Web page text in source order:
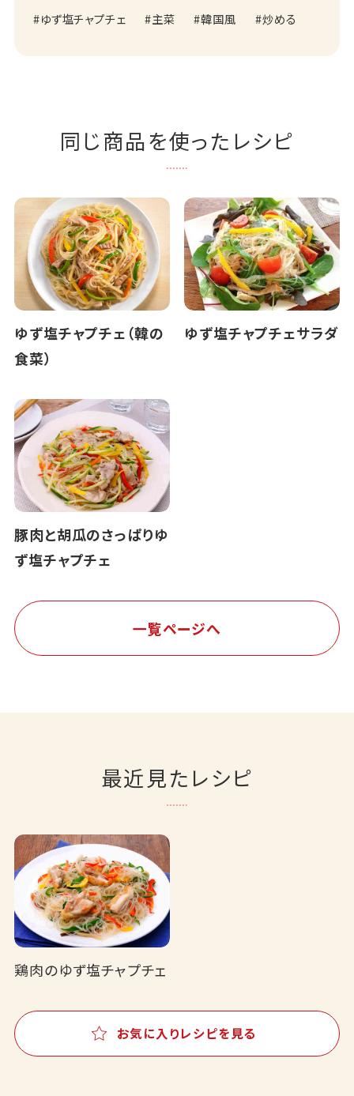
ゆず塩チャプチェ 主菜 韓国風 炒める
同じ商品を使ったレシピ
ゆず塩チャプチェ（韓の
食菜）
ゆず塩チャプチェサラダ
豚肉と胡瓜のさっぱりゆ
ず塩チャプチェ
一覧ページへ
最近見たレシピ
鶏肉のゆず塩チャプチェ
お気に入りレシピを見る